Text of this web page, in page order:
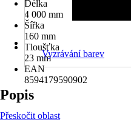
Délka
4 000 mm
Šířka
160 mm
Tloušťka
23 mm
EAN
8594179590902
Vyzrávání barev
Popis
Přeskočit oblast